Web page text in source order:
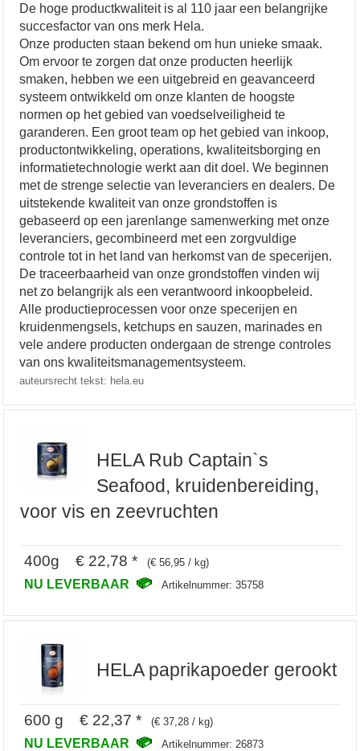
De hoge productkwaliteit is al 110 jaar een belangrijke
succesfactor van ons merk Hela.
Onze producten staan bekend om hun unieke smaak.
Om ervoor te zorgen dat onze producten heerlijk
smaken, hebben we een uitgebreid en geavanceerd
systeem ontwikkeld om onze klanten de hoogste
normen op het gebied van voedselveiligheid te
garanderen. Een groot team op het gebied van inkoop,
productontwikkeling, operations, kwaliteitsborging en
informatietechnologie werkt aan dit doel. We beginnen
met de strenge selectie van leveranciers en dealers. De
uitstekende kwaliteit van onze grondstoffen is
gebaseerd op een jarenlange samenwerking met onze
leveranciers, gecombineerd met een zorgvuldige
controle tot in het land van herkomst van de specerijen.
De traceerbaarheid van onze grondstoffen vinden wij
net zo belangrijk als een verantwoord inkoopbeleid.
Alle productieprocessen voor onze specerijen en
kruidenmengsels, ketchups en sauzen, marinades en
vele andere producten ondergaan de strenge controles
van ons kwaliteitsmanagementsysteem.
auteursrecht tekst: hela.eu
HELA Rub Captain`s
Seafood, kruidenbereiding,
voor vis en zeevruchten
400g € 22,78 * (€ 56,95 / kg)
NU LEVERBAAR Artikelnummer: 35758
HELA paprikapoeder gerookt
600 g € 22,37 * (€ 37,28 / kg)
NU LEVERBAAR Artikelnummer: 26873